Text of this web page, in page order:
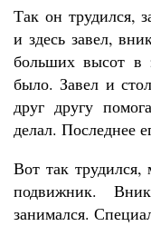
Так он трудился,
и здесь завел,
больших высот в
было. Завел и
друг другу
делал. Последнее
Вот так трудился,
подвижник.
занимался.